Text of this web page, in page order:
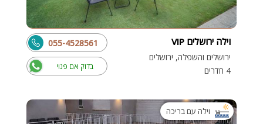
וילה ירושלים VIP
ירושלים והשפלה, ירושלים
4 חדרים
בדוק אם פנוי
055-4528561
וילה עם בריכה